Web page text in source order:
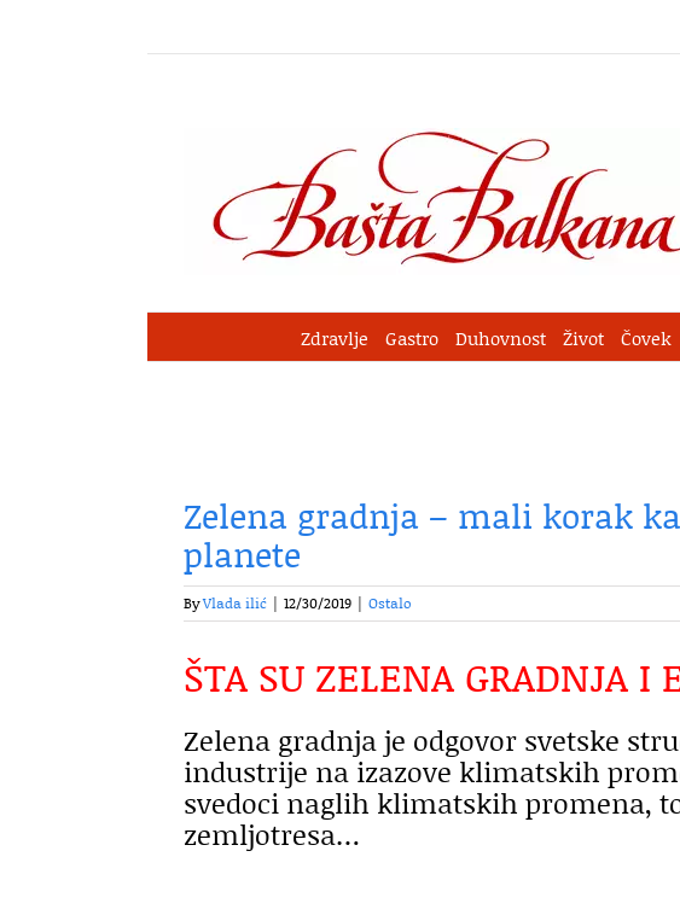
Zdravlje Gastro Duhovnost Život Čovek
Zelena gradnja – mali korak
planete
ByVlada ilić | 12/30/2019 | Ostalo
ŠTA SU ZELENA GRADNJA I
Zelena gradnja je odgovor svetske
industrije na izazove klimatskih
svedoci naglih klimatskih promena,
zemljotresa…